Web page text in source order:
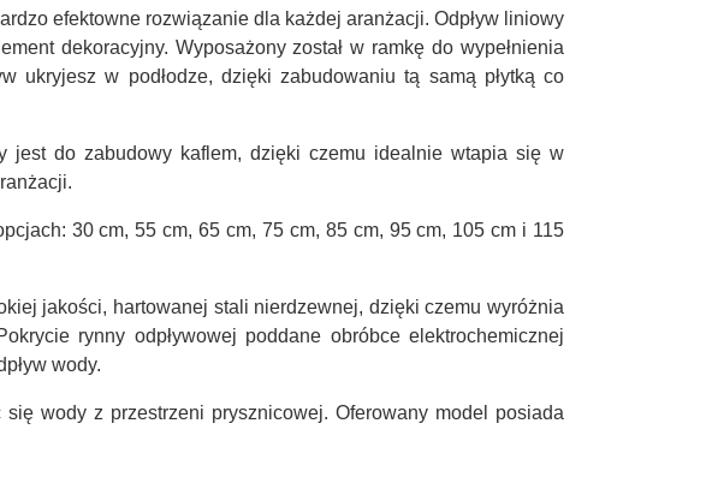
efektowne rozwiązanie dla każdej aranżacji. Odpływ liniowy
dekoracyjny. Wyposażony został w ramkę do wypełnienia
ukryjesz w podłodze, dzięki zabudowaniu tą samą płytką co
jest do zabudowy kaflem, dzięki czemu idealnie wtapia się w
30 cm, 55 cm, 65 cm, 75 cm, 85 cm, 95 cm, 105 cm i 115
jakości, hartowanej stali nierdzewnej, dzięki czemu wyróżnia
rynny odpływowej poddane obróbce elektrochemicznej
wody.
wody z przestrzeni prysznicowej. Oferowany model posiada